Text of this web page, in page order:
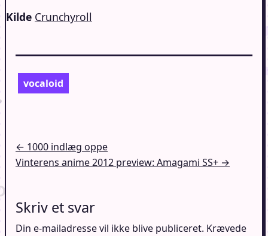
Kilde Crunchyroll
vocaloid
Indlægsnavigation
← 1000 indlæg oppe
Vinterens anime 2012 preview: Amagami SS+ →
Skriv et svar
Din e-mailadresse vil ikke blive publiceret. Krævede